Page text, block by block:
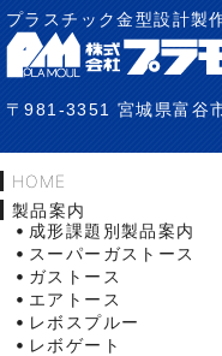
プラスチック金型設計製
〒981-3351 宮城県富谷
HOME
製品案内
成形課題別製品案内
スーパーガストース
ガストース
エアトース
レボスプルー
レボゲート